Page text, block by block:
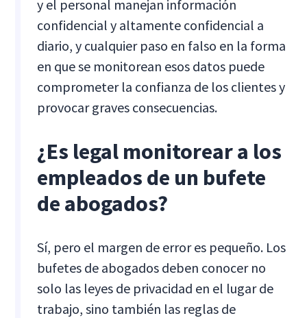
y el personal manejan información
confidencial y altamente confidencial a
diario, y cualquier paso en falso en la forma
en que se monitorean esos datos puede
comprometer la confianza de los clientes y
provocar graves consecuencias.
¿Es legal monitorear a los
empleados de un bufete
de abogados?
Sí, pero el margen de error es pequeño. Los
bufetes de abogados deben conocer no
solo las leyes de privacidad en el lugar de
trabajo, sino también las reglas de